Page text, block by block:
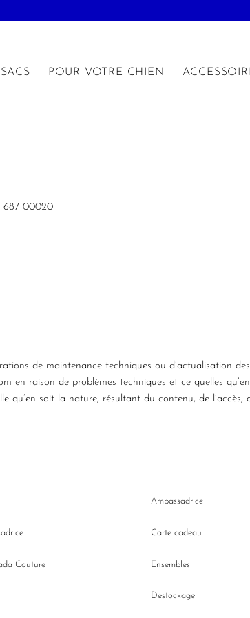
SACS POUR VOTRE CHIEN
687 00020
de maintenance techniques ou d’actualisation
en raison de problèmes techniques et ce quelles
qu’en soit la nature, résultant du contenu, de
Couture
Ambassadrice
Carte cadeau
Ensembles
Destockage